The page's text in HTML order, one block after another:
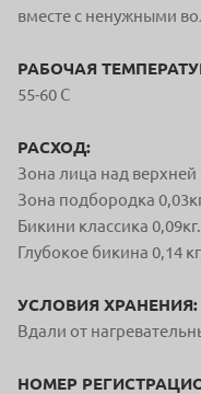
вместе с ненужными
РАБОЧАЯ
55-60 С
РАСХОД:
Зона лица над верхней
Зона подбородка
Бикини классика
Глубокое бикина 0,14
УСЛОВИЯ ХРАНЕНИЯ:
Вдали от
НОМЕР